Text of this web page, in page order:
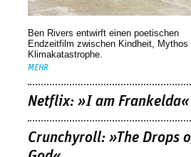
Ben Rivers entwirft einen poetischen
Endzeitfilm zwischen Kindheit, Mythos
Klimakatastrophe.
MEHR
Netflix: »I am Frankelda«
Crunchyroll: »The Drops